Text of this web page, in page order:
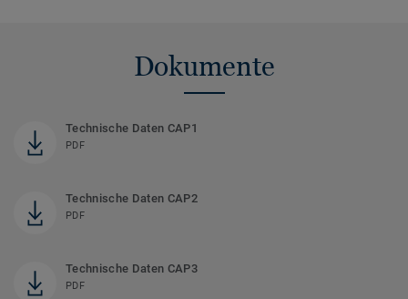
Dokumente
Technische Daten CAP1
PDF
Technische Daten CAP2
PDF
Technische Daten CAP3
PDF